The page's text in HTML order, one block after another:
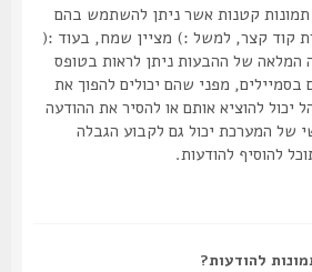
קטנות אשר ניתן להשתמש בהם
קצר, למשל :) מציין שמח, בעוד :(
של ההבעות ניתן לראות בטופס
מפני שהם יכולים להפוך את
להוציא אותם או להסיר את ההודעה
יכול גם לקבוע הגבלה
להודעות.
להודעות?